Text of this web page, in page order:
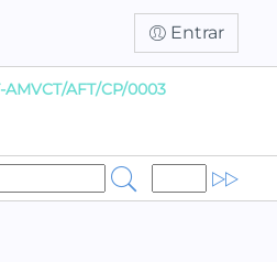
Entrar
AMVCT/AFT/CP/0003